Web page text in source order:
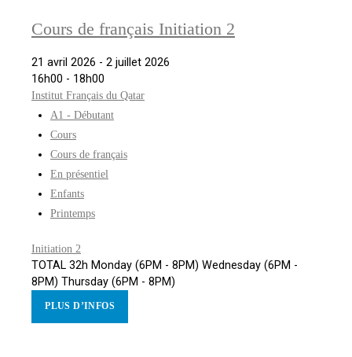
Cours de français Initiation 2
21 avril 2026 - 2 juillet 2026
16h00 - 18h00
Institut Français du Qatar
A1 - Débutant
Cours
Cours de français
En présentiel
Enfants
Printemps
Initiation 2
TOTAL 32h Monday (6PM - 8PM) Wednesday (6PM -
8PM) Thursday (6PM - 8PM)
PLUS D’INFOS